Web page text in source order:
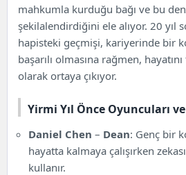
mahkumla kurduğu bağı ve bu
şekilalendirdiğini ele alıyor. 20 yıl
hapisteki geçmişi, kariyerinde bir
başarılı olmasına rağmen,
olarak ortaya çıkıyor.
Yirmi Yıl Önce Oyuncuları
Daniel Chen – Dean: Genç bir
hayatta kalmaya çalışırken
kullanır.